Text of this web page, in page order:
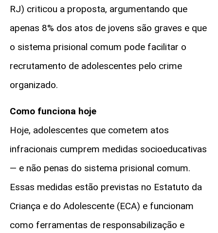
RJ) criticou a proposta, argumentando que
apenas 8% dos atos de jovens são graves e que
o sistema prisional comum pode facilitar o
recrutamento de adolescentes pelo crime
organizado.
Como funciona hoje
Hoje, adolescentes que cometem atos
infracionais cumprem medidas socioeducativas
— e não penas do sistema prisional comum.
Essas medidas estão previstas no Estatuto da
Criança e do Adolescente (ECA) e funcionam
como ferramentas de responsabilização e